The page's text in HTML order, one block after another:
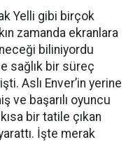
Yelli gibi birçok
zamanda ekranlara
biliniyordu
sağlık bir süreç
Aslı Enver’in yerine
ve başarılı oyuncu
bir tatile çıkan
İşte merak